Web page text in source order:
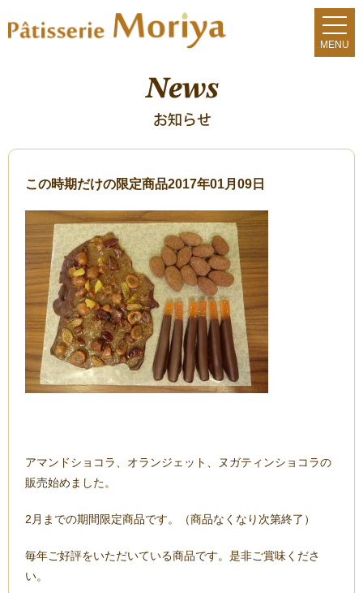
この時期だけの限定商品2017年01月09日
アマンドショコラ、オランジェット、ヌガティンショコラの
販売始めました。
2月までの期間限定商品です。（商品なくなり次第終了）
毎年ご好評をいただいている商品です。是非ご賞味くださ
い。